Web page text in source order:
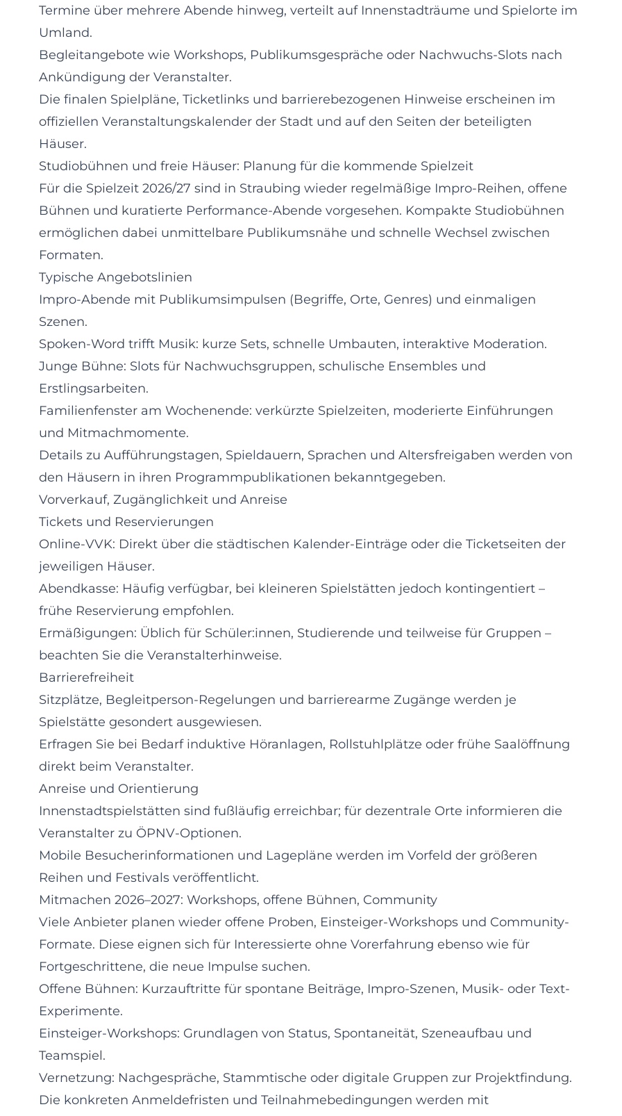
Termine über mehrere Abende hinweg, verteilt auf Innenstadträume und Spielorte im
Umland.
Begleitangebote wie Workshops, Publikumsgespräche oder Nachwuchs-Slots nach
Ankündigung der Veranstalter.
Die finalen Spielpläne, Ticketlinks und barrierebezogenen Hinweise erscheinen im
offiziellen Veranstaltungskalender der Stadt und auf den Seiten der beteiligten
Häuser.
Studiobühnen und freie Häuser: Planung für die kommende Spielzeit
Für die Spielzeit 2026/27 sind in Straubing wieder regelmäßige Impro-Reihen, offene
Bühnen und kuratierte Performance-Abende vorgesehen. Kompakte Studiobühnen
ermöglichen dabei unmittelbare Publikumsnähe und schnelle Wechsel zwischen
Formaten.
Typische Angebotslinien
Impro-Abende mit Publikumsimpulsen (Begriffe, Orte, Genres) und einmaligen
Szenen.
Spoken-Word trifft Musik: kurze Sets, schnelle Umbauten, interaktive Moderation.
Junge Bühne: Slots für Nachwuchsgruppen, schulische Ensembles und
Erstlingsarbeiten.
Familienfenster am Wochenende: verkürzte Spielzeiten, moderierte Einführungen
und Mitmachmomente.
Details zu Aufführungstagen, Spieldauern, Sprachen und Altersfreigaben werden von
den Häusern in ihren Programmpublikationen bekanntgegeben.
Vorverkauf, Zugänglichkeit und Anreise
Tickets und Reservierungen
Online-VVK: Direkt über die städtischen Kalender-Einträge oder die Ticketseiten der
jeweiligen Häuser.
Abendkasse: Häufig verfügbar, bei kleineren Spielstätten jedoch kontingentiert –
frühe Reservierung empfohlen.
Ermäßigungen: Üblich für Schüler:innen, Studierende und teilweise für Gruppen –
beachten Sie die Veranstalterhinweise.
Barrierefreiheit
Sitzplätze, Begleitperson-Regelungen und barrierearme Zugänge werden je
Spielstätte gesondert ausgewiesen.
Erfragen Sie bei Bedarf induktive Höranlagen, Rollstuhlplätze oder frühe Saalöffnung
direkt beim Veranstalter.
Anreise und Orientierung
Innenstadtspielstätten sind fußläufig erreichbar; für dezentrale Orte informieren die
Veranstalter zu ÖPNV-Optionen.
Mobile Besucherinformationen und Lagepläne werden im Vorfeld der größeren
Reihen und Festivals veröffentlicht.
Mitmachen 2026–2027: Workshops, offene Bühnen, Community
Viele Anbieter planen wieder offene Proben, Einsteiger-Workshops und Community-
Formate. Diese eignen sich für Interessierte ohne Vorerfahrung ebenso wie für
Fortgeschrittene, die neue Impulse suchen.
Offene Bühnen: Kurzauftritte für spontane Beiträge, Impro-Szenen, Musik- oder Text-
Experimente.
Einsteiger-Workshops: Grundlagen von Status, Spontaneität, Szeneaufbau und
Teamspiel.
Vernetzung: Nachgespräche, Stammtische oder digitale Gruppen zur Projektfindung.
Die konkreten Anmeldefristen und Teilnahmebedingungen werden mit